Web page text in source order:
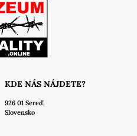
KDE NÁS NÁJDETE?
926 01 Sereď,
Slovensko